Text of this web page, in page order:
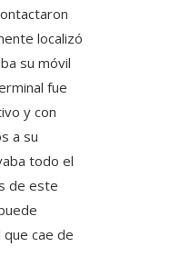
localizó
su móvil
fue
y con
a su
todo el
de este
cae de